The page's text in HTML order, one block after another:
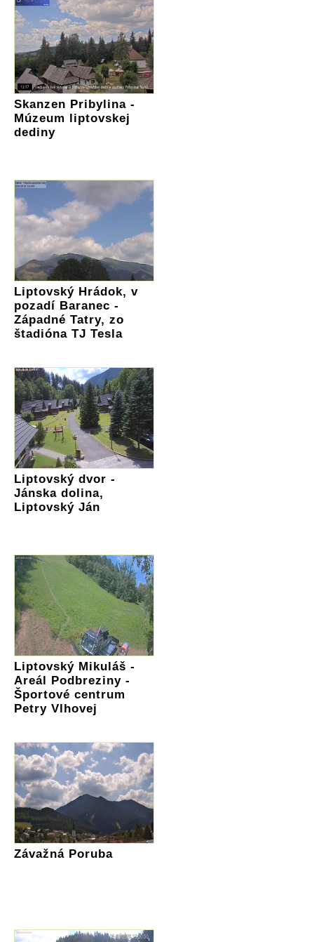
Skanzen Pribylina -
Múzeum liptovskej
dediny
Liptovský Hrádok, v
pozadí Baranec -
Západné Tatry, zo
štadióna TJ Tesla
Liptovský dvor -
Jánska dolina,
Liptovský Ján
Liptovský Mikuláš -
Areál Podbreziny -
Športové centrum
Petry Vlhovej
Závažná Poruba